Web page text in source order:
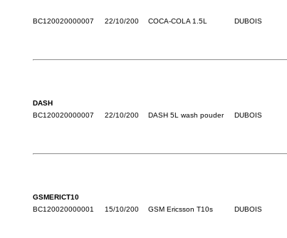
BC120020000007
22/10/200 COCA-COLA 1.5L DUBOIS
DASH
BC120020000007
22/10/200 DASH 5L wash pouder DUBOIS
GSMERICT10
BC120020000001
15/10/200 GSM Ericsson T10s DUBOIS